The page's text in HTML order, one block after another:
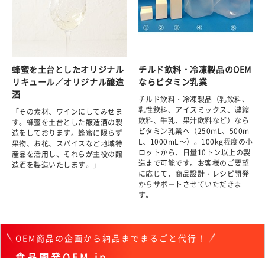
蜂蜜を土台としたオリジナル
リキュール／オリジナル醸造
酒
「その素材、ワインにしてみせま
す。蜂蜜を土台とした醸造酒の製
造をしております。蜂蜜に限らず
果物、お花、スパイスなど地域特
産品を活用し、それらが主役の醸
造酒を製造いたします。」
チルド飲料・冷凍製品のOEM
ならビタミン乳業
チルド飲料・冷凍製品（乳飲料、
乳性飲料、アイスミックス、濃縮
飲料、牛乳、果汁飲料など）なら
ビタミン乳業へ（250mL、500m
L、1000mL～）。100kg程度の小
ロットから、日量10トン以上の製
造まで可能です。お客様のご要望
に応じて、商品設計・レシピ開発
からサポートさせていただきま
す。
OEM商品の企画から納品までまるごと代行！